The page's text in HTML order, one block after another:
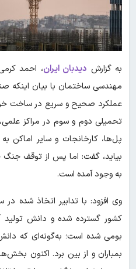
به گزارش دیدبان ایران، احمد
مهندسی ساختمان با بیان اینکه
عملکرد صحیح و سریع در ساخت
تحمیلی دوم و سوم در مراکز
پل‌ها، کارخانجات و سایر
بیاید، گفت: اما پس از توقف جنگ
به وجود آمده است.
وی افزود: با تدابیر اتخاذ شده
کشور گسترده شده و دانش
بومی شده است؛ به‌گونه‌ای که
بمباران و از بین برد. اکنون